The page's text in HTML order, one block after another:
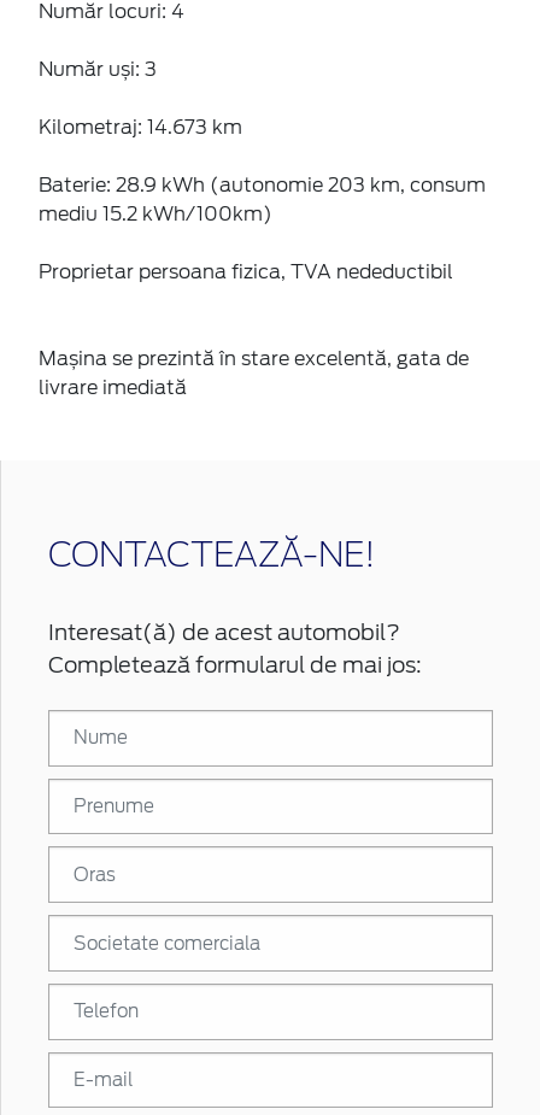
Număr locuri: 4
Număr uși: 3
Kilometraj: 14.673 km
Baterie: 28.9 kWh (autonomie 203 km, consum
mediu 15.2 kWh/100km)
Proprietar persoana fizica, TVA nedeductibil
Mașina se prezintă în stare excelentă, gata de
livrare imediată
CONTACTEAZĂ-NE!
Interesat(ă) de acest automobil?
Completează formularul de mai jos: